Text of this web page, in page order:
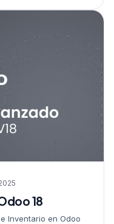
18
Inventario en Odoo